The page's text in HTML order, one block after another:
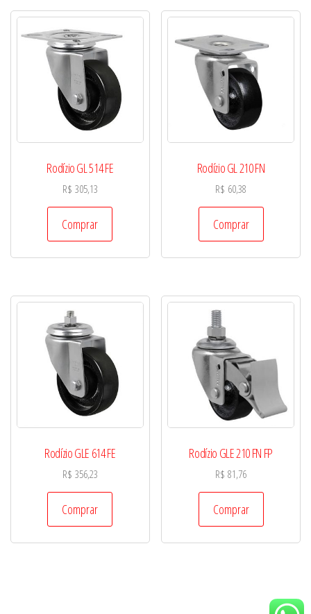
Rodízio GL 514 FE
R$ 305,13
Comprar
Rodízio GL 210 FN
R$ 60,38
Comprar
Rodízio GLE 614 FE
R$ 356,23
Comprar
Rodízio GLE 210 FN FP
R$ 81,76
Comprar